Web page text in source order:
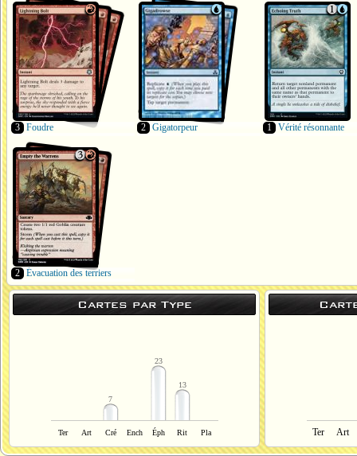
3 Foudre 2 Gigatorpeur 1 Vérité résonnante
2 Évacuation des terriers
Cartes par Type
7
23
13
Ter Art Cré Ench Éph Rit Pla Ter Art